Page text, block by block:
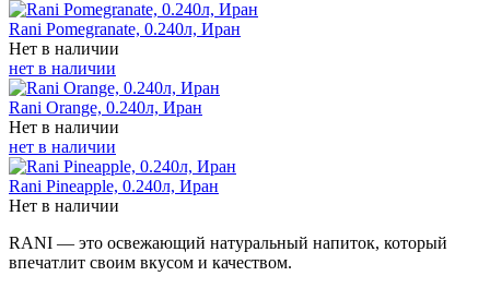
Rani Pomegranate, 0.240л, Иран
Нет в наличии
нет в наличии
Rani Orange, 0.240л, Иран
Нет в наличии
нет в наличии
Rani Pineapple, 0.240л, Иран
Нет в наличии
RANI — это освежающий натуральный напиток, который
впечатлит своим вкусом и качеством.